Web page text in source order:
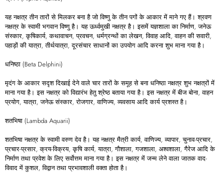
यह नक्षत्र तीन तारों से मिलकर बना है जो विष्णु के तीन पगों के आकार में माने गए हैं। श्रवण
नक्षत्र के स्वामी भगवान विष्णु है। यह ऊर्ध्वमुखी नक्षत्र है। इसमें यज्ञशाला का निर्माण, जनेऊ
संस्कार, कृषिकार्य, कथावाचन, प्रवचन, धर्मग्रन्थों का लेखन, विवाह आदि, वाहन की सवारी,
पहाड़ों की यात्रा, तीर्थयात्रा, दूरसंचार साधानों का उपयोग आदि करना शुभ माना गया है।
धनिष्ठा (Beta Delphini)
मृदंग के आकार सदृश दिखाई देने वाले चार तारों के समूह से बना धनिष्ठा नक्षत्र शुभ नक्षत्रों में
माना गया है। इस नक्षत्र को विद्यारंभ हेतु श्रेष्ठ बताया गया है। इस नक्षत्र में बीज बोना, वाहन
प्रयोग, यात्रा, जनेऊ संस्कार, रोजगार, वाणिज्य, व्यवसाय आदि कार्य प्रशस्त है।
शतभिषा (Lambda Aquarii)
शतभिषा नक्षत्र के स्वामी वरुण देव है। यह नक्षत्र मैत्री कार्य, वाणिज्य, व्यापार, चुनाव-प्रचार,
प्रचार-प्रसार, क्रय-विक्रय, कृषि कार्य, यात्रा, गौशाला, गजशाला, अश्वशाला, गैरेज आदि के
निर्माण तथा प्रवेश के लिए सर्वोत्तम माना गया है। इस नक्षत्र में जन्म लेने वाला जातक वाद-
विवाद में कुशल, विद्वान तथा प्रभावशाली वक्ता होता है।